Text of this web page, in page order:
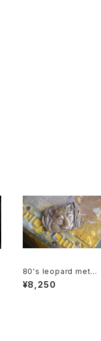
80's leopard metal
Brooch
¥8,250